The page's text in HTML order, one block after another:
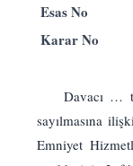
23.02.2022
Karar Sonucu
İdare Hukuku
Esas No
Karar No
Davacı …
sayılmasına
Emniyet